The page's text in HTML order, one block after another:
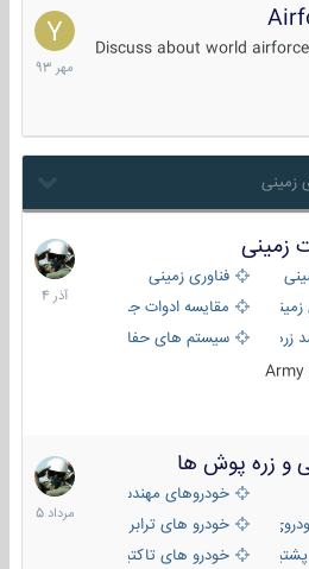
Discuss about world
15
مهر
1393
فناوری زمینی
مقایسه ادوات جنگی
سیستم های حفاظت فعال
21
آذر
1404
زره پوش ها
خودروهای مهندسی
های رزمی پیاده نظام
خودرو های ترابری نظامی
آتش ، شناسایی و ضد تانک
خودرو های تاکتیکی نظامی
2
مرداد
1405